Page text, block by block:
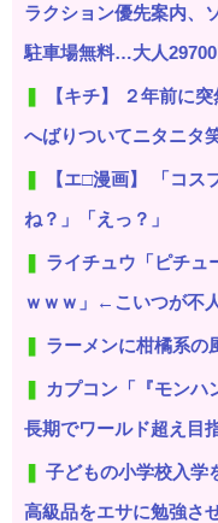
ラクション優先案内、
駐車場無料…大人29700
【キチ】 ２年前に
へばりついてニタニタ
【エ□漫画】 「コ
ね？」「えっ？」
ライチュウ「ピチュ
ｗｗｗ」←こいつが不
ラーメンに柑橘系の
カプコン「『モン
長期でワールド超え目
子どもの小学校入学
高級品をエサに勉強さ